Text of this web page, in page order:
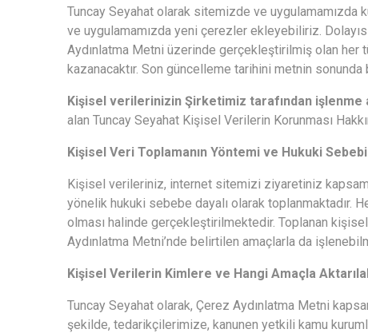
Tuncay Seyahat olarak sitemizde ve uygulamamızda
ve uygulamamızda yeni çerezler ekleyebiliriz.
Aydınlatma Metni üzerinde gerçekleştirilmiş olan her
kazanacaktır. Son güncelleme tarihini metnin
Kişisel verilerinizin Şirketimiz tarafından işlenme
alan Tuncay Seyahat Kişisel Verilerin Korunması
Kişisel Veri Toplamanın Yöntemi ve Hukuki Sebebi
Kişisel verileriniz, internet sitemizi ziyaretiniz
yönelik hukuki sebebe dayalı olarak toplanmaktadır.
olması halinde gerçekleştirilmektedir. Toplanan
Aydınlatma Metni’nde belirtilen amaçlarla da
Kişisel Verilerin Kimlere ve Hangi Amaçla
Tuncay Seyahat olarak, Çerez Aydınlatma Metni
şekilde, tedarikçilerimize, kanunen yetkili kamu